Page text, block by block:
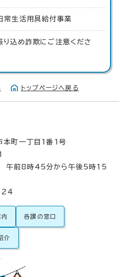
常生活用具給付事業
込め詐欺にご注意くださ
トップページへ戻る
町一丁目1番1号
午前8時45分から午後5時15
各課の窓口
介